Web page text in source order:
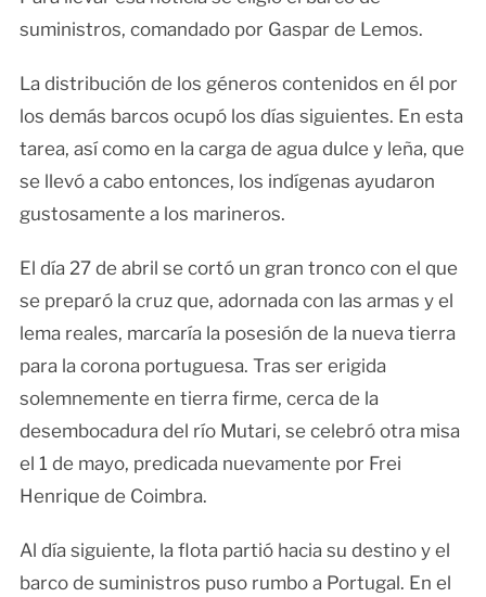
suministros, comandado por Gaspar de Lemos.
La distribución de los géneros contenidos en él por
los demás barcos ocupó los días siguientes. En esta
tarea, así como en la carga de agua dulce y leña, que
se llevó a cabo entonces, los indígenas ayudaron
gustosamente a los marineros.
El día 27 de abril se cortó un gran tronco con el que
se preparó la cruz que, adornada con las armas y el
lema reales, marcaría la posesión de la nueva tierra
para la corona portuguesa. Tras ser erigida
solemnemente en tierra firme, cerca de la
desembocadura del río Mutari, se celebró otra misa
el 1 de mayo, predicada nuevamente por Frei
Henrique de Coimbra.
Al día siguiente, la flota partió hacia su destino y el
barco de suministros puso rumbo a Portugal. En el